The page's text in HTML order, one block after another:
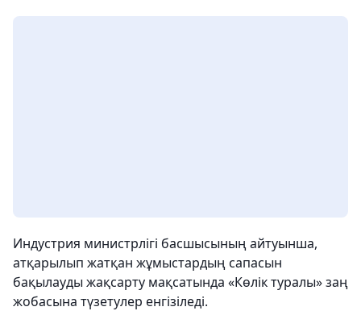
Индустрия министрлігі басшысының айтуынша,
атқарылып жатқан жұмыстардың сапасын
бақылауды жақсарту мақсатында «Көлік туралы» заң
жобасына түзетулер енгізіледі.